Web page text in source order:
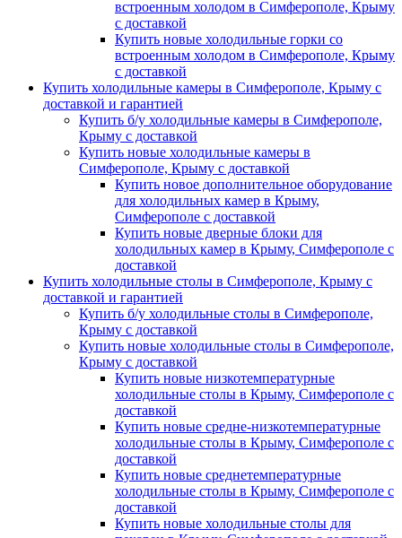
встроенным холодом в Симферополе, Крыму
с доставкой
Купить новые холодильные горки со
встроенным холодом в Симферополе, Крыму
с доставкой
Купить холодильные камеры в Симферополе, Крыму с
доставкой и гарантией
Купить б/у холодильные камеры в Симферополе,
Крыму с доставкой
Купить новые холодильные камеры в
Симферополе, Крыму с доставкой
Купить новое дополнительное оборудование
для холодильных камер в Крыму,
Симферополе с доставкой
Купить новые дверные блоки для
холодильных камер в Крыму, Симферополе с
доставкой
Купить холодильные столы в Симферополе, Крыму с
доставкой и гарантией
Купить б/у холодильные столы в Симферополе,
Крыму с доставкой
Купить новые холодильные столы в Симферополе,
Крыму с доставкой
Купить новые низкотемпературные
холодильные столы в Крыму, Симферополе с
доставкой
Купить новые средне-низкотемпературные
холодильные столы в Крыму, Симферополе с
доставкой
Купить новые среднетемпературные
холодильные столы в Крыму, Симферополе с
доставкой
Купить новые холодильные столы для